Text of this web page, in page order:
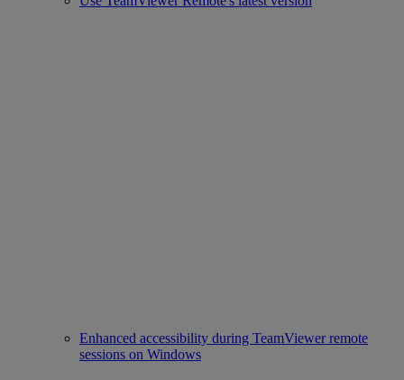
Enhanced accessibility during TeamViewer remote
sessions on Windows